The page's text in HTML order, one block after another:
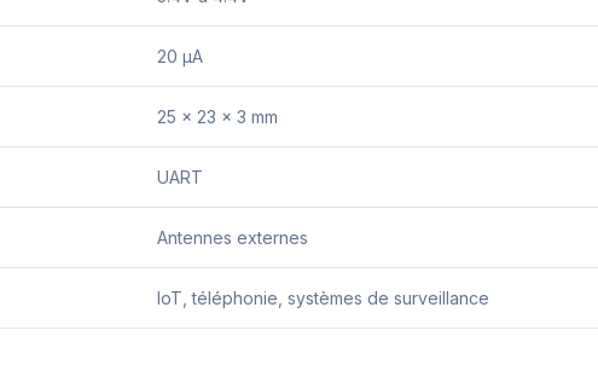
20 µA
25 x 23 x 3 mm
UART
Antennes externes
IoT, téléphonie, systèmes de surveillance